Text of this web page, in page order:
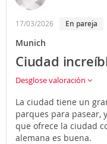
17/03/2026 En pareja
Munich
Ciudad
Desglose valoración
La ciudad tiene un
parques para pasear,
que ofrece la ciudad
alemana es buena.